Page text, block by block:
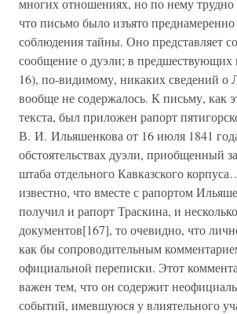
многих отношениях, но по нему
что письмо было изъято
соблюдения тайны. Оно представляет
сообщение о дуэли; в
16), по-видимому, никаких сведений о
вообще не содержалось. К письму, как
текста, был приложен рапорт
В. И. Ильяшенкова от 16 июля 1841
обстоятельствах дуэли, приобщенный
штаба отдельного Кавказского
известно, что вместе с рапортом
получил и рапорт Траскина, и
документов[167], то очевидно, что
как бы сопроводительным
официальной переписки. Этот
важен тем, что он содержит
событий, имевшуюся у влиятельного